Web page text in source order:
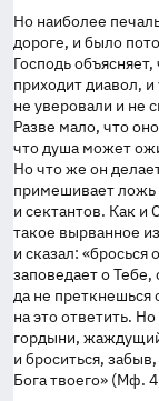
Но наиболее
дороге, и было
Господь
приходит диавол,
не уверовали и не
Разве мало, что
что душа может
Но что же он
примешивает ложь
и сектантов. Как и
такое вырванное
и сказал:
заповедает о Тебе,
да не преткнешься
на это ответить.
гордыни,
и броситься,
Бога твоего» (Мф.